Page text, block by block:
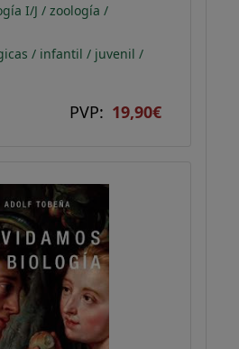
I/J / zoología /
/ infantil / juvenil /
PVP: 19,90€